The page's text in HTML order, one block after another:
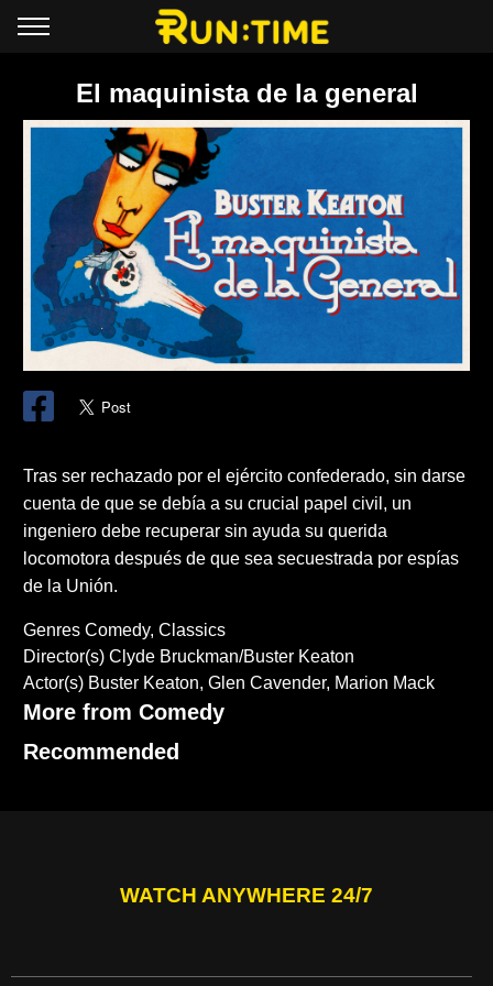
El maquinista de la general
Tras ser rechazado por el ejército confederado, sin darse
cuenta de que se debía a su crucial papel civil, un
ingeniero debe recuperar sin ayuda su querida
locomotora después de que sea secuestrada por espías
de la Unión.
Genres Comedy Classics
Director(s) Clyde Bruckman/Buster Keaton
Actor(s) Buster Keaton Glen Cavender Marion Mack
More from Comedy
Recommended
WATCH ANYWHERE 24/7